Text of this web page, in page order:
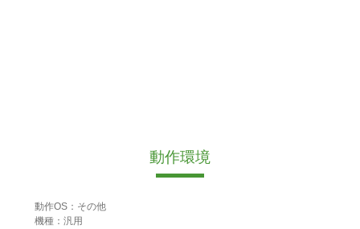
動作環境
動作OS：その他
機種：汎用